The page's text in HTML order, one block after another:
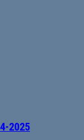
2025